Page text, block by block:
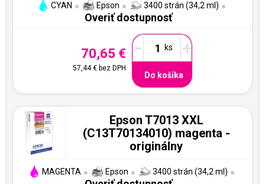
CYAN Epson 3400 strán (34,2 ml)
Overiť dostupnosť
70,65 €
57,44 € bez DPH
- +
Do košíka
Epson T7013 XXL
(C13T70134010) magenta -
originálny
MAGENTA Epson 3400 strán (34,2 ml)